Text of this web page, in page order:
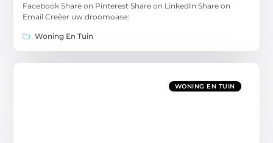
Facebook Share on Pinterest Share on LinkedIn Share on
Email Creëer uw droomoase:
Woning En Tuin
WONING EN TUIN